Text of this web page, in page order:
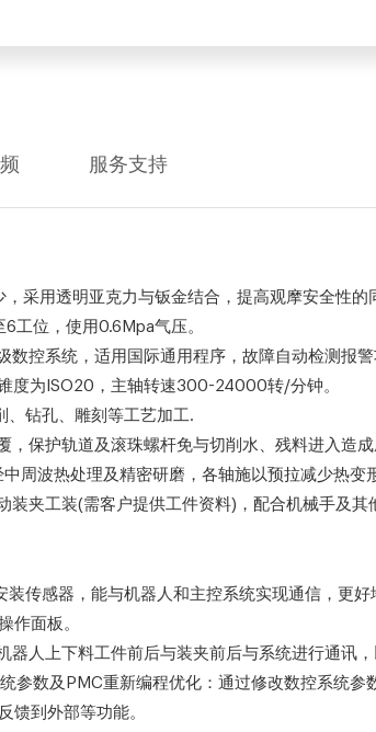
服务支持
采用透明亚克力与钣金结合，提高观摩安全性的
工位，使用0.6Mpa气压。
数控系统，适用国际通用程序，故障自动检测报警
度为ISO20，主轴转速300-24000转/分钟。
、钻孔、雕刻等工艺加工.
保护轨道及滚珠螺杆免与切削水、残料进入造成
周波热处理及精密研磨，各轴施以预拉减少热变
装夹工装(需客户提供工件资料)，配合机械手及其
装传感器，能与机器人和主控系统实现通信，更
作面板。
器人上下料工件前后与装夹前后与系统进行通讯
参数及PMC重新编程优化：通过修改数控系统
馈到外部等功能。